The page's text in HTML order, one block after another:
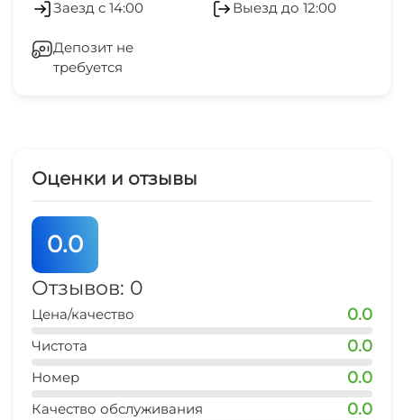
Садовая мебель
банкомат
пляж
10 мин
20 мин
ЖД вокзал
Отопление
Беседка
Прачечная
Заезд с 14:00 Выезд до 12:00
Депозит не
требуется
Оценки и отзывы
0.0
Отзывов: 0
Цена/качество 0.0
Чистота 0.0
Номер 0.0
Качество обслуживания 0.0